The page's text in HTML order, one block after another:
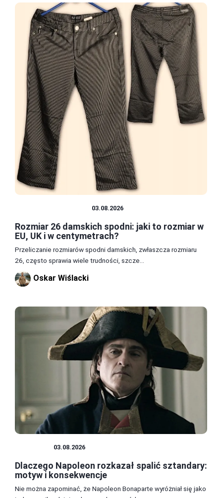
03.08.2026
Rozmiar 26 damskich spodni: jaki to rozmiar w
EU, UK i w centymetrach?
Przeliczanie rozmiarów spodni damskich, zwłaszcza rozmiaru
26, często sprawia wiele trudności, szcze...
Oskar Wiślacki
03.08.2026
Dlaczego Napoleon rozkazał spalić sztandary:
motyw i konsekwencje
Nie można zapominać, że Napoleon Bonaparte wyróżniał się jako